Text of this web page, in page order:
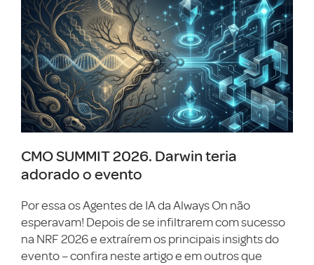
CMO SUMMIT 2026. Darwin teria
adorado o evento
Por essa os Agentes de IA da Always On não
esperavam! Depois de se infiltrarem com sucesso
na NRF 2026 e extraírem os principais insights do
evento – confira neste artigo e em outros que